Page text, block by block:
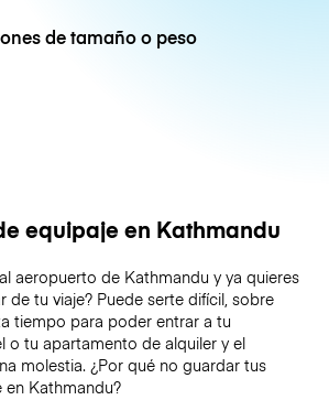
de tamaño o peso
equipaje en Kathmandu
aeropuerto de Kathmandu y ya quieres
de tu viaje? Puede serte difícil, sobre
tiempo para poder entrar a tu
o tu apartamento de alquiler y el
molestia. ¿Por qué no guardar tus
en Kathmandu?